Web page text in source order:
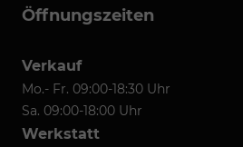
Öffnungszeiten
Verkauf
Mo.- Fr. 09:00-18:30 Uhr
Sa. 09:00-18:00 Uhr
Werkstatt